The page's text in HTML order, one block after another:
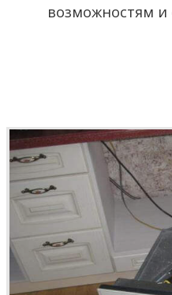
возможностям и